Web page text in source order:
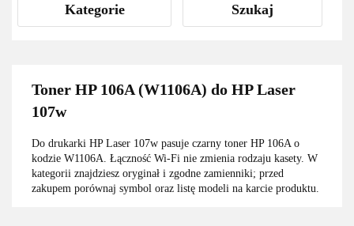
Kategorie Szukaj
Toner HP 106A (W1106A) do HP Laser
107w
Do drukarki HP Laser 107w pasuje czarny toner HP 106A o
kodzie W1106A. Łączność Wi-Fi nie zmienia rodzaju kasety. W
kategorii znajdziesz oryginał i zgodne zamienniki; przed
zakupem porównaj symbol oraz listę modeli na karcie produktu.